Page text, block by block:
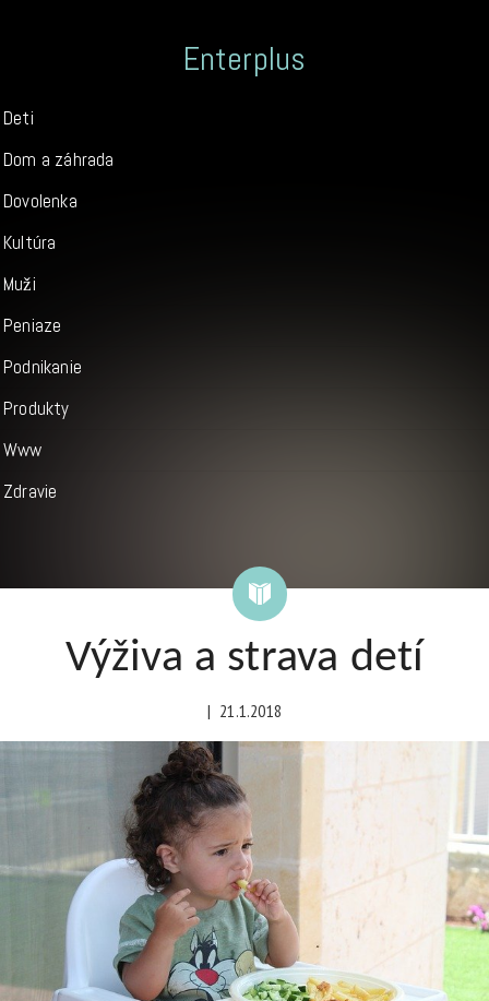
Enterplus
Deti
Dom a záhrada
Dovolenka
Kultúra
Muži
Peniaze
Podnikanie
Produkty
Www
Zdravie
Výživa a strava detí
| 21.1.2018